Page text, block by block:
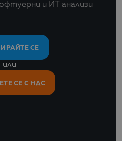
и ИТ анализи
СЕ
или
СЕ С НАС